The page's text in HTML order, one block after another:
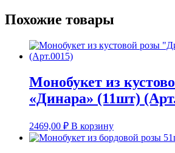
Похожие товары
Монобукет из
«Динара» (11шт)
2469,00 ₽ В корзину